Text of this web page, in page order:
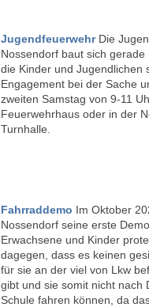
JugendfeuerwehrDie
Nossendorf baut sich
die Kinder und Jugendlichen
Engagement bei der Sache
zweiten Samstag von 9-11
Feuerwehrhaus oder in der
Turnhalle.
Fahrraddemo Im Oktober
Nossendorf seine erste
Erwachsene und Kinder
dagegen, dass es keinen
für sie an der viel von Lkw
gibt und sie somit nicht nach
Schule fahren können, da